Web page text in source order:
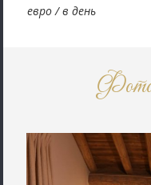
евро / в день